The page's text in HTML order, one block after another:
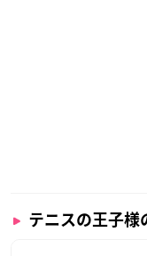
テニスの王子様